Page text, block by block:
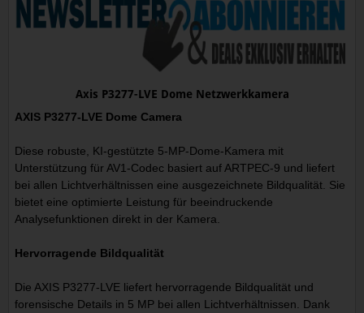
Axis P3277-LVE Dome Netzwerkkamera
AXIS P3277-LVE Dome Camera
Diese robuste, KI-gestützte 5-MP-Dome-Kamera mit
Unterstützung für AV1-Codec basiert auf ARTPEC-9 und liefert
bei allen Lichtverhältnissen eine ausgezeichnete Bildqualität. Sie
bietet eine optimierte Leistung für beeindruckende
Analysefunktionen direkt in der Kamera.
Hervorragende Bildqualität
Die AXIS P3277-LVE liefert hervorragende Bildqualität und
forensische Details in 5 MP bei allen Lichtverhältnissen. Dank